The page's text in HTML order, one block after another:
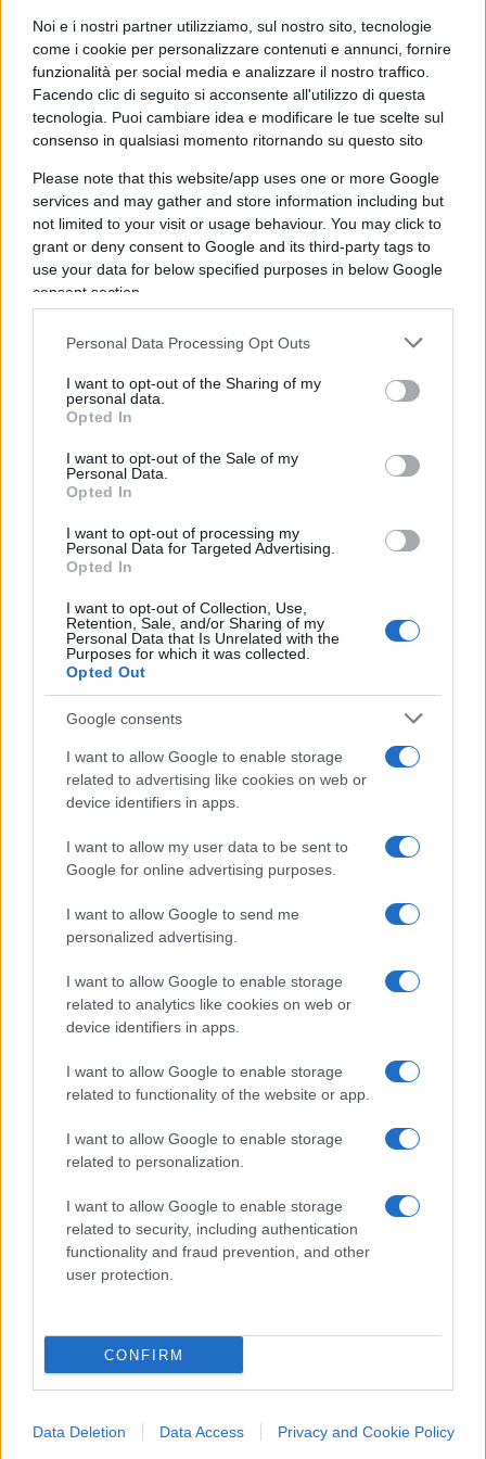
Noi e i nostri partner utilizziamo, sul nostro sito, tecnologie
come i cookie per personalizzare contenuti e annunci, fornire
funzionalità per social media e analizzare il nostro traffico.
Facendo clic di seguito si acconsente all'utilizzo di questa
tecnologia. Puoi cambiare idea e modificare le tue scelte sul
consenso in qualsiasi momento ritornando su questo sito
Please note that this website/app uses one or more Google
services and may gather and store information including but
not limited to your visit or usage behaviour. You may click to
grant or deny consent to Google and its third-party tags to
use your data for below specified purposes in below Google
consent section.
Personal Data Processing Opt Outs
I want to opt-out of the Sharing of my
personal data.
Opted In
I want to opt-out of the Sale of my
Personal Data.
Opted In
I want to opt-out of processing my
Personal Data for Targeted Advertising.
Opted In
I want to opt-out of Collection, Use,
Retention, Sale, and/or Sharing of my
Personal Data that Is Unrelated with the
Purposes for which it was collected.
Opted Out
Google consents
I want to allow Google to enable storage
related to advertising like cookies on web or
device identifiers in apps.
I want to allow my user data to be sent to
Google for online advertising purposes.
I want to allow Google to send me
personalized advertising.
I want to allow Google to enable storage
related to analytics like cookies on web or
device identifiers in apps.
I want to allow Google to enable storage
related to functionality of the website or app.
I want to allow Google to enable storage
related to personalization.
I want to allow Google to enable storage
related to security, including authentication
functionality and fraud prevention, and other
user protection.
CONFIRM
Data Deletion Data Access Privacy and Cookie Policy
ha, diciamo, nei suoi obiettivi teorizzati la
liberazione delle persone”. Vallo a dire a quelli
morti nei Gulag.
Prodotto tipico da sottopotere romano, la Teslina
a targhe alterne, dipende da come si posiziona
Musk (però non la vende, in fondo l’ha pagata solo
). Quella che protestava
essendosi alzata alle 6 per andare a votare, e ci
come lavoro usurante. Corresponsabile col marito
di una serie di elezioni pregiudizievoli se non
pregiudicate: Ilaria, Mimmo.Sce sarebbe pure l’ex
, ormai sbiancato, rinnegato, che nel
frattempo s’è buttato a destra come Totò. In tutto
questo,er contribbuto de Bbetty ar Paese
, alle
masse, pare un po’evanessscénte, ma saremo noi
prevenuti in frame patriarcale. I fratoiannez sono
due che hanno imparato a stare al mondo, altro
conoscono.
Piccolotti non merita lo scetticismo che da parte,
donna moderna di sinistra per antonomasia,